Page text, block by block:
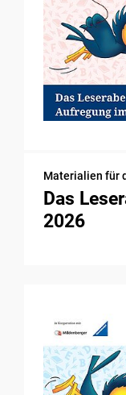
Materialien für
Das
2026